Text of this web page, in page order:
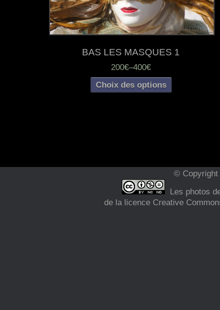
BAS LES MASQUES 1
200€–400€
Choix des options
© Copyright
Les photos
de la licence Creative